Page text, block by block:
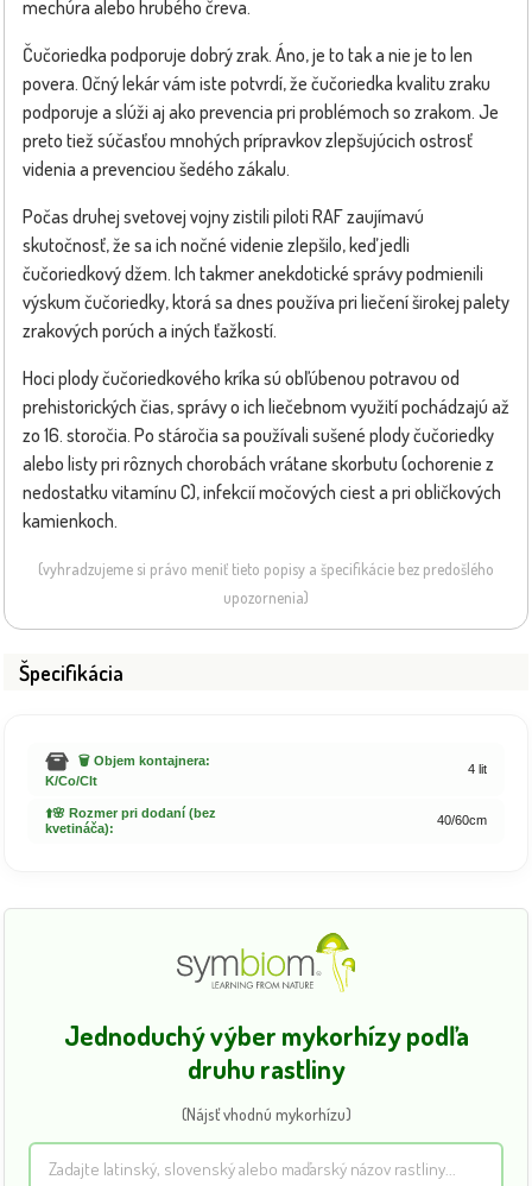
mechúra alebo hrubého čreva.
Čučoriedka podporuje dobrý zrak. Áno, je to tak a nie je to len
povera. Očný lekár vám iste potvrdí, že čučoriedka kvalitu zraku
podporuje a slúži aj ako prevencia pri problémoch so zrakom. Je
preto tiež súčasťou mnohých prípravkov zlepšujúcich ostrosť
videnia a prevenciou šedého zákalu.
Počas druhej svetovej vojny zistili piloti RAF zaujímavú
skutočnosť, že sa ich nočné videnie zlepšilo, keď jedli
čučoriedkový džem. Ich takmer anekdotické správy podmienili
výskum čučoriedky, ktorá sa dnes používa pri liečení širokej palety
zrakových porúch a iných ťažkostí.
Hoci plody čučoriedkového kríka sú obľúbenou potravou od
prehistorických čias, správy o ich liečebnom využití pochádzajú až
zo 16. storočia. Po stáročia sa používali sušené plody čučoriedky
alebo listy pri rôznych chorobách vrátane skorbutu (ochorenie z
nedostatku vitamínu C), infekcií močových ciest a pri obličkových
kamienkoch.
(vyhradzujeme si právo meniť tieto popisy a špecifikácie bez predošlého
upozornenia)
Špecifikácia
🗑️ Objem kontajnera:
K/Co/Clt
4 lit
⬆️🌸 Rozmer pri dodaní (bez
kvetináča):
40/60cm
Jednoduchý výber mykorhízy podľa
druhu rastliny
(Nájsť vhodnú mykorhízu)